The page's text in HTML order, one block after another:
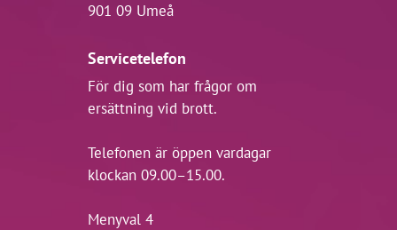
901 09 Umeå
Servicetelefon
För dig som har frågor om
ersättning vid brott.
Telefonen är öppen vardagar
klockan 09.00–15.00.
Menyval 4